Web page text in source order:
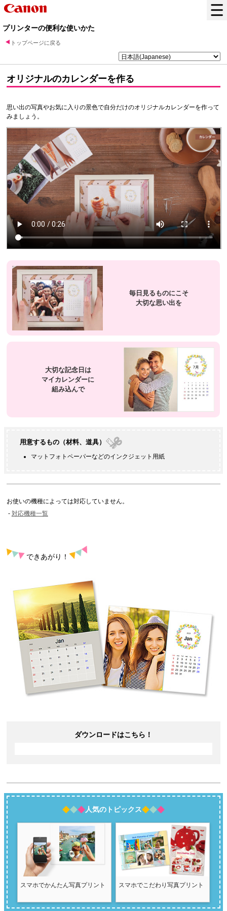
プリンターの便利な使いかた
トップページに戻る
オリジナルのカレンダーを作る
思い出の写真やお気に入りの景色で自分だけのオリジナルカレンダーを作って
みましょう。
毎日見るものにこそ
大切な思い出を
大切な記念日は
マイカレンダーに
組み込んで
用意するもの（材料、道具）
マットフォトペーパーなどのインクジェット用紙
お使いの機種によっては対応していません。
対応機種一覧
できあがり！
ダウンロードはこちら！
人気のトピックス
スマホでかんたん写真プリント スマホでこだわり写真プリント